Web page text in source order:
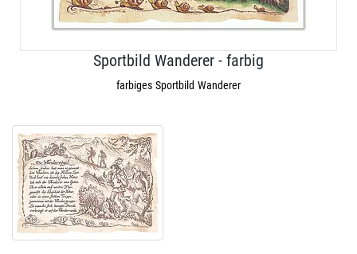
Sportbild Wanderer - farbig
farbiges Sportbild Wanderer